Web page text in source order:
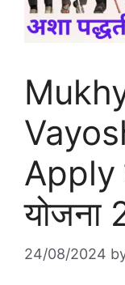
Apply
योजना
24/08/2024